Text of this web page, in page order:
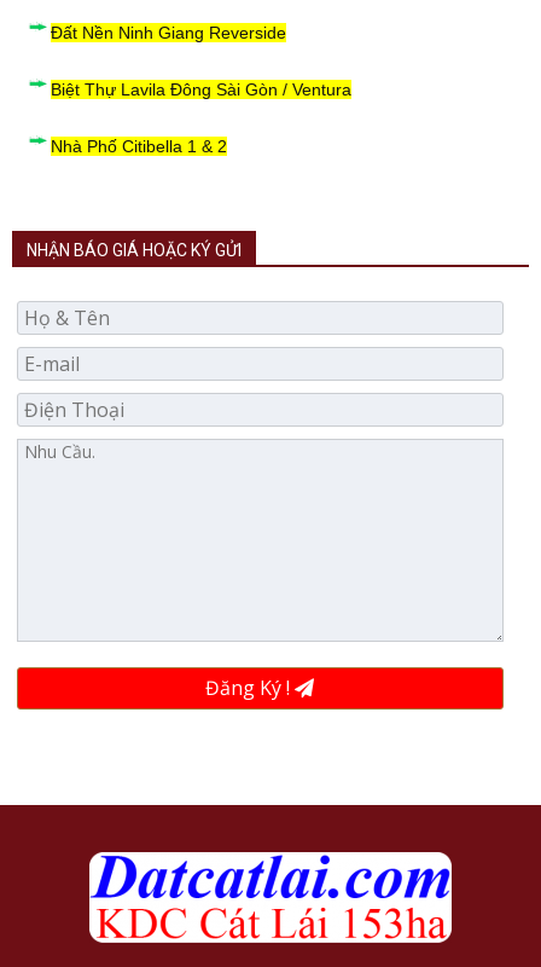
Đất Nền Ninh Giang Reverside
Biệt Thự Lavila Đông Sài Gòn / Ventura
Nhà Phố Citibella 1 & 2
NHẬN BÁO GIÁ HOẶC KÝ GỬI
Đăng Ký !